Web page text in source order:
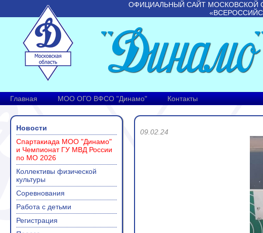
ОФИЦИАЛЬНЫЙ САЙТ МОСКОВСКОЙ
Главная МОО ОГО ВФСО "Динамо" Контакты
Новости
Спартакиада МОО "Динамо"
и Чемпионат ГУ МВД России
по МО 2026
Коллективы физической
культуры
Соревнования
Работа с детьми
Регистрация
09.02.24